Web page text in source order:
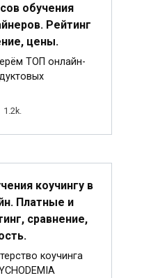
обучения
Рейтинг
цены.
ТОП онлайн-
1.2k.
коучингу в
Платные и
сравнение,
коучинга